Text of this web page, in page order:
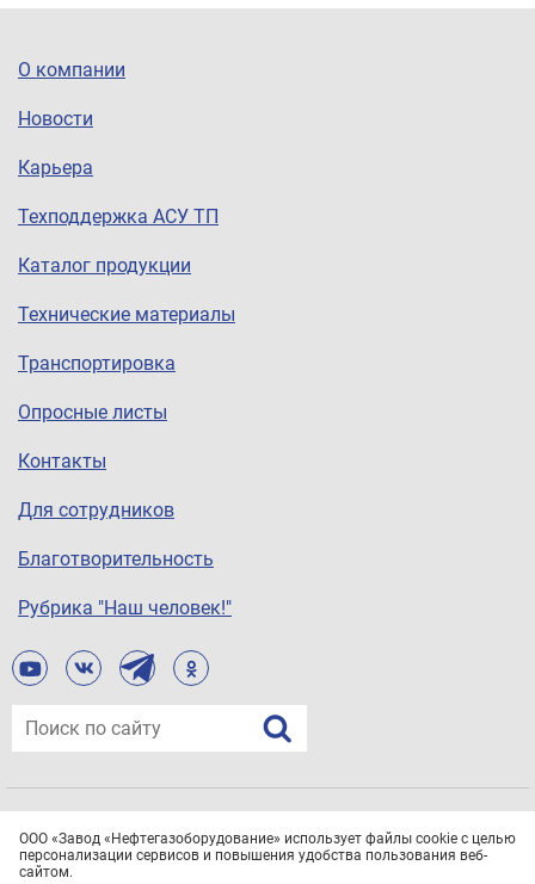
О компании
Новости
Карьера
Техподдержка АСУ ТП
Каталог продукции
Технические материалы
Транспортировка
Опросные листы
Контакты
Для сотрудников
Благотворительность
Рубрика "Наш человек!"
Все права защищены.Политика конфиденциальности
ООО «Завод «Нефтегазоборудование» использует файлы cookie с целью
персонализации сервисов и повышения удобства пользования веб-
сайтом.